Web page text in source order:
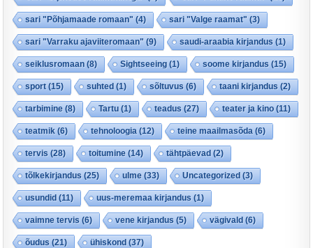
sari "Põhjamaade romaan" (4) sari "Valge raamat" (3)
sari "Varraku ajaviiteromaan" (9) saudi-araabia kirjandus (1)
seiklusromaan (8) Sightseeing (1) soome kirjandus (15)
sport(15) suhted (1) sõltuvus (6) taani kirjandus (2)
tarbimine (8) Tartu (1) teadus (27) teater ja kino (11)
teatmik (6) tehnoloogia (12) teine maailmasõda (6)
tervis (28) toitumine (14) tähtpäevad (2)
tõlkekirjandus (25) ulme (33) Uncategorized (3)
usundid (11) uus-meremaa kirjandus (1)
vaimne tervis (6) vene kirjandus (5) vägivald (6)
õudus (21) ühiskond (37)